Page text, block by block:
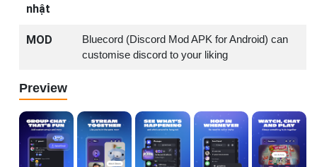
nhật
MOD
Bluecord (Discord Mod APK for Android) can
customise discord to your liking
Preview